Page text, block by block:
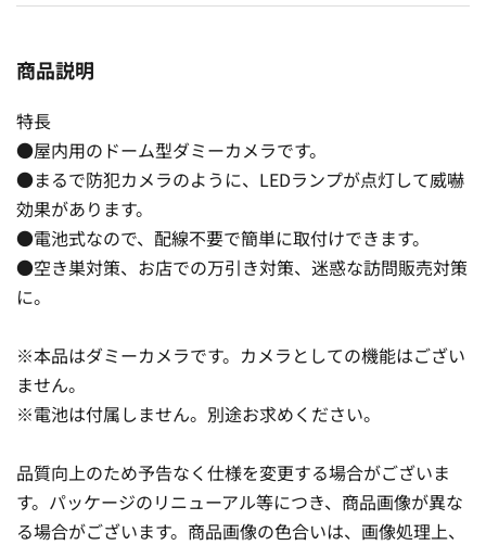
商品説明
特長
●屋内用のドーム型ダミーカメラです。
●まるで防犯カメラのように、LEDランプが点灯して威嚇
効果があります。
●電池式なので、配線不要で簡単に取付けできます。
●空き巣対策、お店での万引き対策、迷惑な訪問販売対策
に。
※本品はダミーカメラです。カメラとしての機能はござい
ません。
※電池は付属しません。別途お求めください。
品質向上のため予告なく仕様を変更する場合がございま
す。パッケージのリニューアル等につき、商品画像が異な
る場合がございます。商品画像の色合いは、画像処理上、